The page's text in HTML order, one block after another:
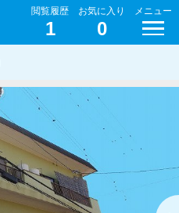
閲覧履歴
1
お気に入り
0
メニュー